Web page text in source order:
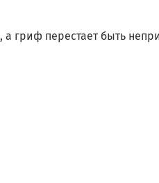
гриф перестает быть